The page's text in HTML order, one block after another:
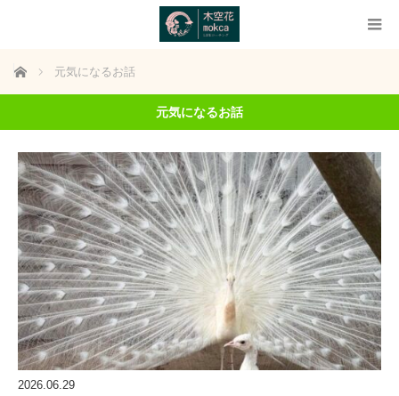
ホーム 元気になるお話
元気になるお話
2026.06.29